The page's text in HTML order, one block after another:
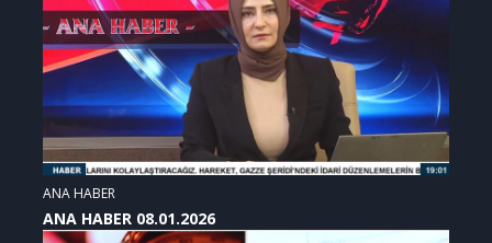
ANA HABER
ANA HABER 08.01.2026